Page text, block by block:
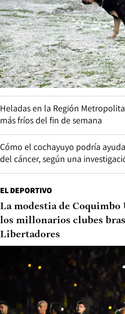
Heladas en la Región
más fríos del fin de semana
Cómo el cochayuyo podría
del cáncer, según una
EL DEPORTIVO
La modestia de
los millonarios clubes
Libertadores